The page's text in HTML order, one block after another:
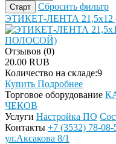
Сбросить фильтр
ЭТИКЕТ-ЛЕНТА
Отзывов (0)
20.00 RUB
Количество на складе:9
Купить Подробнее
Торговое оборудование
ЧЕКОВ
Услуги Настройка ПО
Контакты +7 (3532) 78-08-
ул.Аксакова 8/1